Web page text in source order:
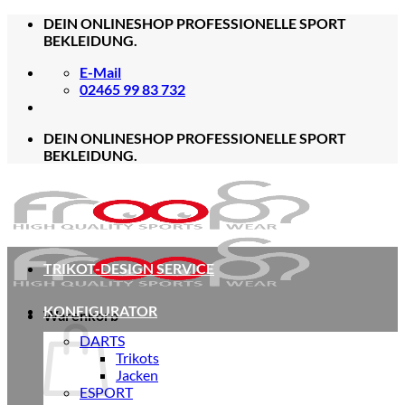
Zum
DEIN ONLINESHOP PROFESSIONELLE SPORT
BEKLEIDUNG.
E-Mail
02465 99 83 732
DEIN ONLINESHOP PROFESSIONELLE SPORT
BEKLEIDUNG.
Warenkorb
TRIKOT-DESIGN SERVICE
KONFIGURATOR
DARTS
Trikots
Jacken
ESPORT